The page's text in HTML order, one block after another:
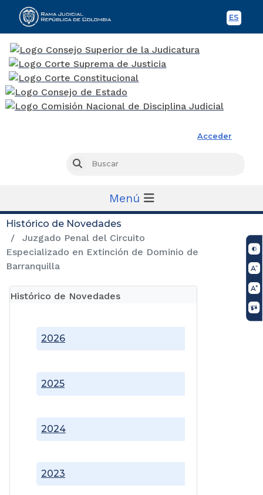
ES
Acceder
Buscar
Menú
Histórico de Novedades
Juzgado Penal del Circuito
Especializado en Extinción de Dominio de
Barranquilla
Histórico de Novedades
2023
2024
2025
2026